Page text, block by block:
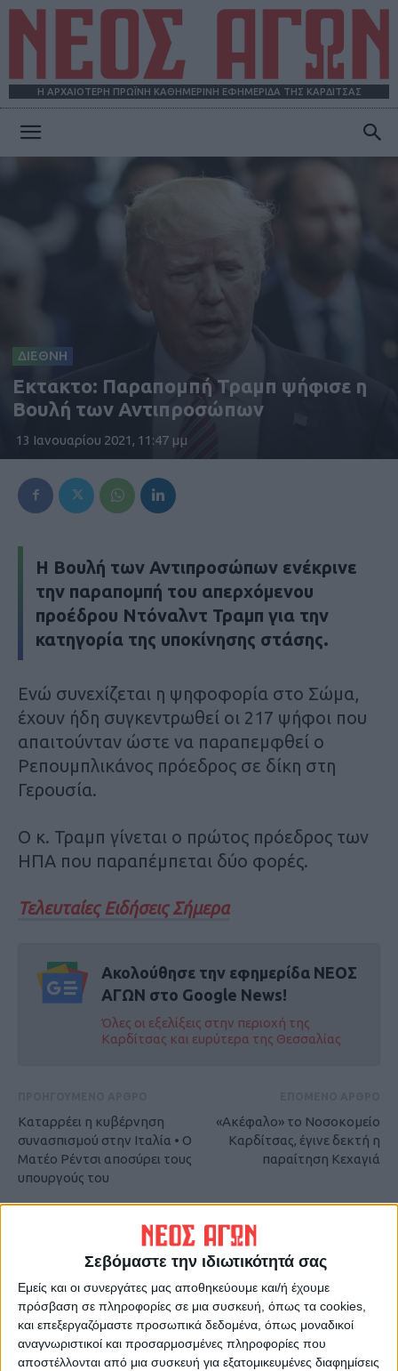
Σεβόμαστε την ιδιωτικότητά σας
Εμείς και οι συνεργάτες μας αποθηκεύουμε και/ή έχουμε
πρόσβαση σε πληροφορίες σε μια συσκευή, όπως τα cookies,
και επεξεργαζόμαστε προσωπικά δεδομένα, όπως μοναδικοί
αναγνωριστικοί και προσαρμοσμένες πληροφορίες που
αποστέλλονται από μια συσκευή για εξατομικευμένες διαφημίσεις
Η ΑΡΧΑΙΟΤΕΡΗ ΠΡΩΪΝΗ ΚΑΘΗΜΕΡΙΝΗ ΕΦΗΜΕΡΙΔΑ ΤΗΣ ΚΑΡΔΙΤΣΑΣ
ΔΙΕΘΝΗ
Εκτακτο: Παραπομπή Τραμπ ψήφισε η
Βουλή των Αντιπροσώπων
13 Ιανουαρίου 2021, 11:47 μμ
Η Βουλή των Αντιπροσώπων ενέκρινε
την παραπομπή του απερχόμενου
προέδρου Ντόναλντ Τραμπ για την
κατηγορία της υποκίνησης στάσης.
Ενώ συνεχίζεται η ψηφοφορία στο Σώμα,
έχουν ήδη συγκεντρωθεί οι 217 ψήφοι που
απαιτούνταν ώστε να παραπεμφθεί ο
Ρεπουμπλικάνος πρόεδρος σε δίκη στη
Γερουσία.
Ο κ. Τραμπ γίνεται ο πρώτος πρόεδρος των
ΗΠΑ που παραπέμπεται δύο φορές.
Τελευταίες Ειδήσεις Σήμερα
Ακολούθησε την εφημερίδα ΝΕΟΣ
ΑΓΩΝ στο Google News!
Όλες οι εξελίξεις στην περιοχή της
Καρδίτσας και ευρύτερα της Θεσσαλίας
Καταρρέει η κυβέρνηση
συνασπισμού στην Ιταλία • Ο
Ματέο Ρέντσι αποσύρει τους
υπουργούς του
«Ακέφαλο» το Νοσοκομείο
Καρδίτσας, έγινε δεκτή η
παραίτηση Κεχαγιά
Δημοσιογραφική Ομάδα ΝΕΟΣ ΑΓΩΝ